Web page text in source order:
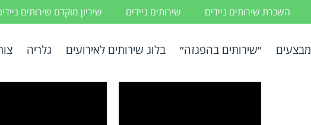
השכרת שירותים ניידים שירותים ניידים שיריון מוקדם שירותים
מבצעים ״שירותים בהפגזה״ בלוג שירותים לאירועים גלריה